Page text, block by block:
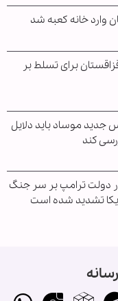
وارد خانه کعبه شد
قزاقستان برای تسلط بر
موساد باید دلایل
کند
دولت ترامپ بر سر جنگ
تشدید شده است